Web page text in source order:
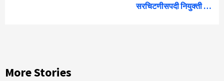
सरचिटणीसपदी नियुक्ती …
More Stories